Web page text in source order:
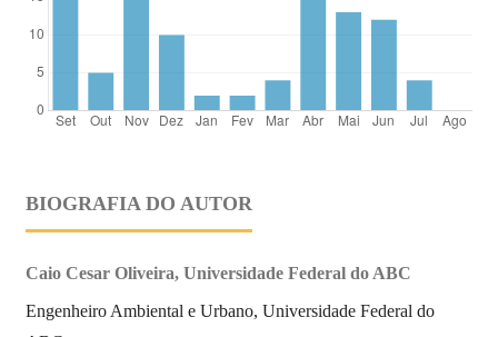
BIOGRAFIA DO AUTOR
Caio Cesar Oliveira, Universidade Federal do ABC
Engenheiro Ambiental e Urbano, Universidade Federal do